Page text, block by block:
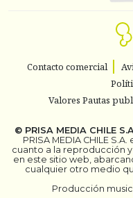
Contacto comercial
Valores Pautas
© PRISA MEDIA CHILE
PRISA MEDIA CHILE
cuanto a la reproducción
en este sitio web,
cualquier otro medio
Producción